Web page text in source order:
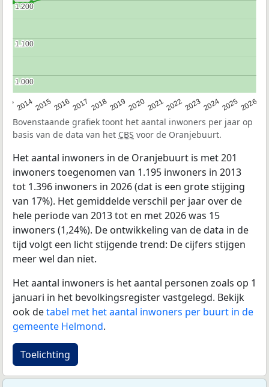
2014201520162017 20182019 2020202120222023202420252026
1.000
1.000
1.100
1.100
1.200
1.200
Bovenstaande grafiek toont het aantal inwoners per jaar op
basis van de data van het CBS voor de Oranjebuurt.
Het aantal inwoners in de Oranjebuurt is met 201
inwoners toegenomen van 1.195 inwoners in 2013
tot 1.396 inwoners in 2026 (dat is een grote stijging
van 17%). Het gemiddelde verschil per jaar over de
hele periode van 2013 tot en met 2026 was 15
inwoners (1,24%). De ontwikkeling van de data in de
tijd volgt een licht stijgende trend: De cijfers stijgen
meer wel dan niet.
Het aantal inwoners is het aantal personen zoals op 1
januari in het bevolkingsregister vastgelegd. Bekijk
ook detabel met het aantal inwoners per buurt in de
gemeente Helmond.
Toelichting